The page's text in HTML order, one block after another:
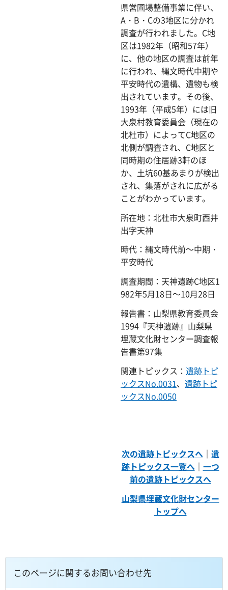
県営圃場整備事業に伴い、
A・B・Cの3地区に分かれ
調査が行われました。C地
区は1982年（昭和57年）
に、他の地区の調査は前年
に行われ、縄文時代中期や
平安時代の遺構、遺物も検
出されています。その後、
1993年（平成5年）には旧
大泉村教育委員会（現在の
北杜市）によってC地区の
北側が調査され、C地区と
同時期の住居跡3軒のほ
か、土坑60基あまりが検出
され、集落がされに広がる
ことがわかっています。
所在地：北杜市大泉町西井
出字天神
時代：縄文時代前～中期・
平安時代
調査期間：天神遺跡C地区1
982年5月18日～10月28日
報告書：山梨県教育委員会
1994『天神遺跡』山梨県
埋蔵文化財センター調査報
告書第97集
関連トピックス： 遺跡トピ
ックスNo.0031、 遺跡トピ
ックスNo.0050
次の遺跡トピックスへ｜ 遺
跡トピックス一覧へ｜ 一つ
前の遺跡トピックスへ
山梨県埋蔵文化財センター
トップへ
このページに関するお問い合わせ先